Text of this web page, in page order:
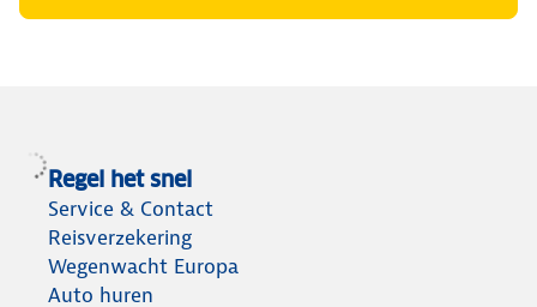
Regel het snel
Service & Contact
Reisverzekering
Wegenwacht Europa
Auto huren